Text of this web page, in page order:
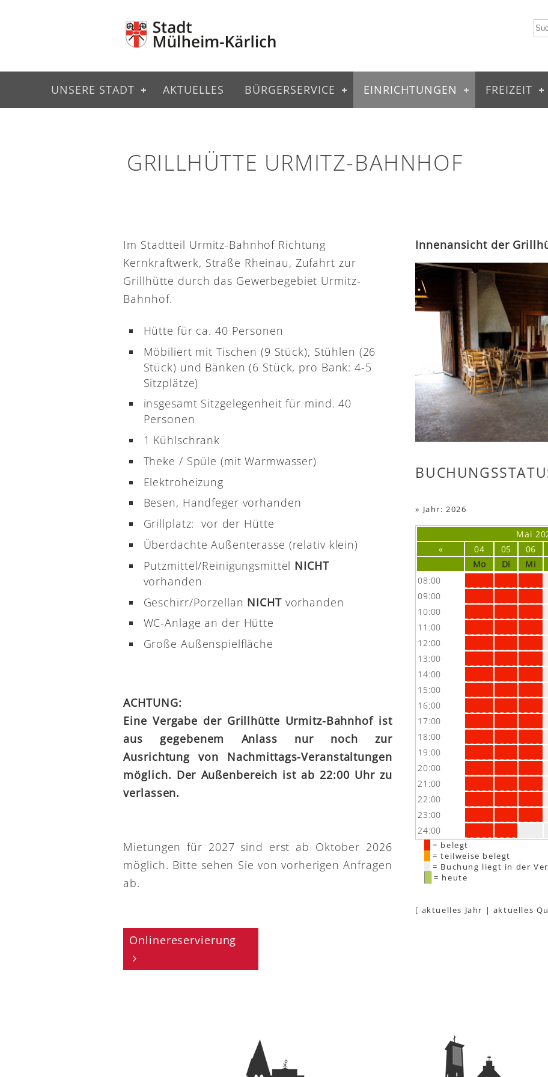
UNSERE STADT AKTUELLES BÜRGERSERVICE EINRICHTUNGEN FREIZEIT
GRILLHÜTTE URMITZ-BAHNHOF
Im Stadtteil Urmitz-Bahnhof Richtung
Kernkraftwerk, Straße Rheinau, Zufahrt zur
Grillhütte durch das Gewerbegebiet Urmitz-
Bahnhof.
Hütte für ca. 40 Personen
Möbiliert mit Tischen (9 Stück), Stühlen (26
Stück) und Bänken (6 Stück, pro Bank: 4-5
Sitzplätze)
insgesamt Sitzgelegenheit für mind. 40
Personen
1 Kühlschrank
Theke / Spüle (mit Warmwasser)
Elektroheizung
Besen, Handfeger vorhanden
Grillplatz: vor der Hütte
Überdachte Außenterasse (relativ klein)
Putzmittel/Reinigungsmittel NICHT
vorhanden
Geschirr/Porzellan NICHT vorhanden
WC-Anlage an der Hütte
Große Außenspielfläche
ACHTUNG:
Eine Vergabe der Grillhütte Urmitz-Bahnhof ist
aus gegebenem Anlass nur noch zur
Ausrichtung von Nachmittags-Veranstaltungen
möglich. Der Außenbereich ist ab 22:00 Uhr zu
verlassen.
Mietungen für 2027 sind erst ab Oktober 2026
möglich. Bitte sehen Sie von vorherigen Anfragen
ab.
Onlinereservierung
Innenansicht der
» Jahr: 2026
Mai
«
04 05 06
Mo
Di Mi
08:00
09:00
10:00
11:00
12:00
13:00
14:00
15:00
16:00
17:00
18:00
19:00
20:00
21:00
22:00
23:00
24:00
= belegt
= teilweise belegt
= Buchung liegt in der
= heute
[ aktuelles Jahr | aktuelles